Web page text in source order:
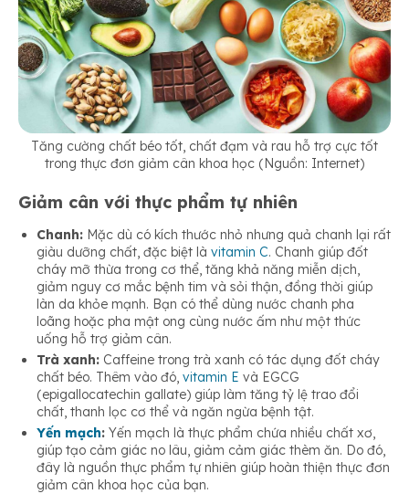
Tăng cường chất béo tốt, chất đạm và rau hỗ trợ cực tốt
trong thực đơn giảm cân khoa học (Nguồn: Internet)
Giảm cân với thực phẩm tự nhiên
Chanh: Mặc dù có kích thước nhỏ nhưng quả chanh lại rất
giàu dưỡng chất, đặc biệt là vitamin C. Chanh giúp đốt
cháy mỡ thừa trong cơ thể, tăng khả năng miễn dịch,
giảm nguy cơ mắc bệnh tim và sỏi thận, đồng thời giúp
làn da khỏe mạnh. Bạn có thể dùng nước chanh pha
loãng hoặc pha mật ong cùng nước ấm như một thức
uống hỗ trợ giảm cân.
Trà xanh: Caffeine trong trà xanh có tác dụng đốt cháy
chất béo. Thêm vào đó, vitamin E và EGCG
(epigallocatechin gallate) giúp làm tăng tỷ lệ trao đổi
chất, thanh lọc cơ thể và ngăn ngừa bệnh tật.
Yến mạch: Yến mạch là thực phẩm chứa nhiều chất xơ,
giúp tạo cảm giác no lâu, giảm cảm giác thèm ăn. Do đó,
đây là nguồn thực phẩm tự nhiên giúp hoàn thiện thực đơn
giảm cân khoa học của bạn.